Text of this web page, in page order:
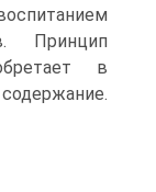
Принцип
в